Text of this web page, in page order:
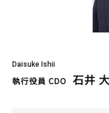
Daisuke Ishii
執行役員 CDO 石井